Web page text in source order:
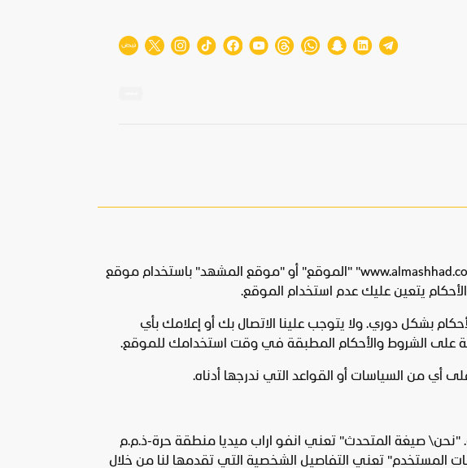
تنطبق هذه الشروط والأحكام على استخدامك للموقع الإلكتروني لقناة المشهد الموجود على "www.almashhad.com" "الموقع" أو "موقع المشهد" باستخدام موقع
يتعين عليك عدم استخدام الموقع.
بشكل دوري. ولا يتوجب علينا الاتصال بك أو إعلامك بأي
على الشروط والأحكام المطبقة في وقت استخدامك للموقع.
أي من السياسات أو القواعد التي ندرجها أدناه.
صيغة المتحدث" تعني انفو اراب ميديا منطقة حرة-ذ.م.م
المستخدم" تعني التفاصيل الشخصية التي تقدمها لنا من خلال